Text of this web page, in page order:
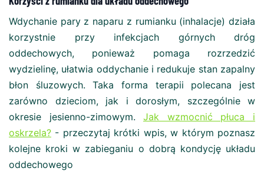
Wdychanie pary z naparu z rumianku (inhalacje) działa
korzystnie przy infekcjach górnych dróg
oddechowych, ponieważ pomaga rozrzedzić
wydzielinę, ułatwia oddychanie i redukuje stan zapalny
błon śluzowych. Taka forma terapii polecana jest
zarówno dzieciom, jak i dorosłym, szczególnie w
okresie jesienno-zimowym.Jak wzmocnić płuca i
oskrzela? - przeczytaj krótki wpis, w którym poznasz
kolejne kroki w zabieganiu o dobrą kondycję układu
oddechowego